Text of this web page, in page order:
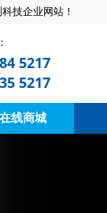
技企业网站！
5217
5217
在线商城